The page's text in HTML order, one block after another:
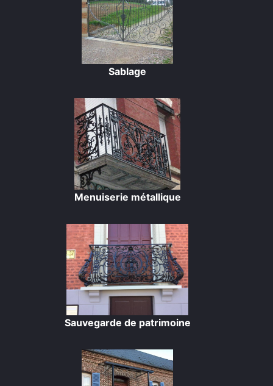
Sablage
Menuiserie métallique
Sauvegarde de patrimoine